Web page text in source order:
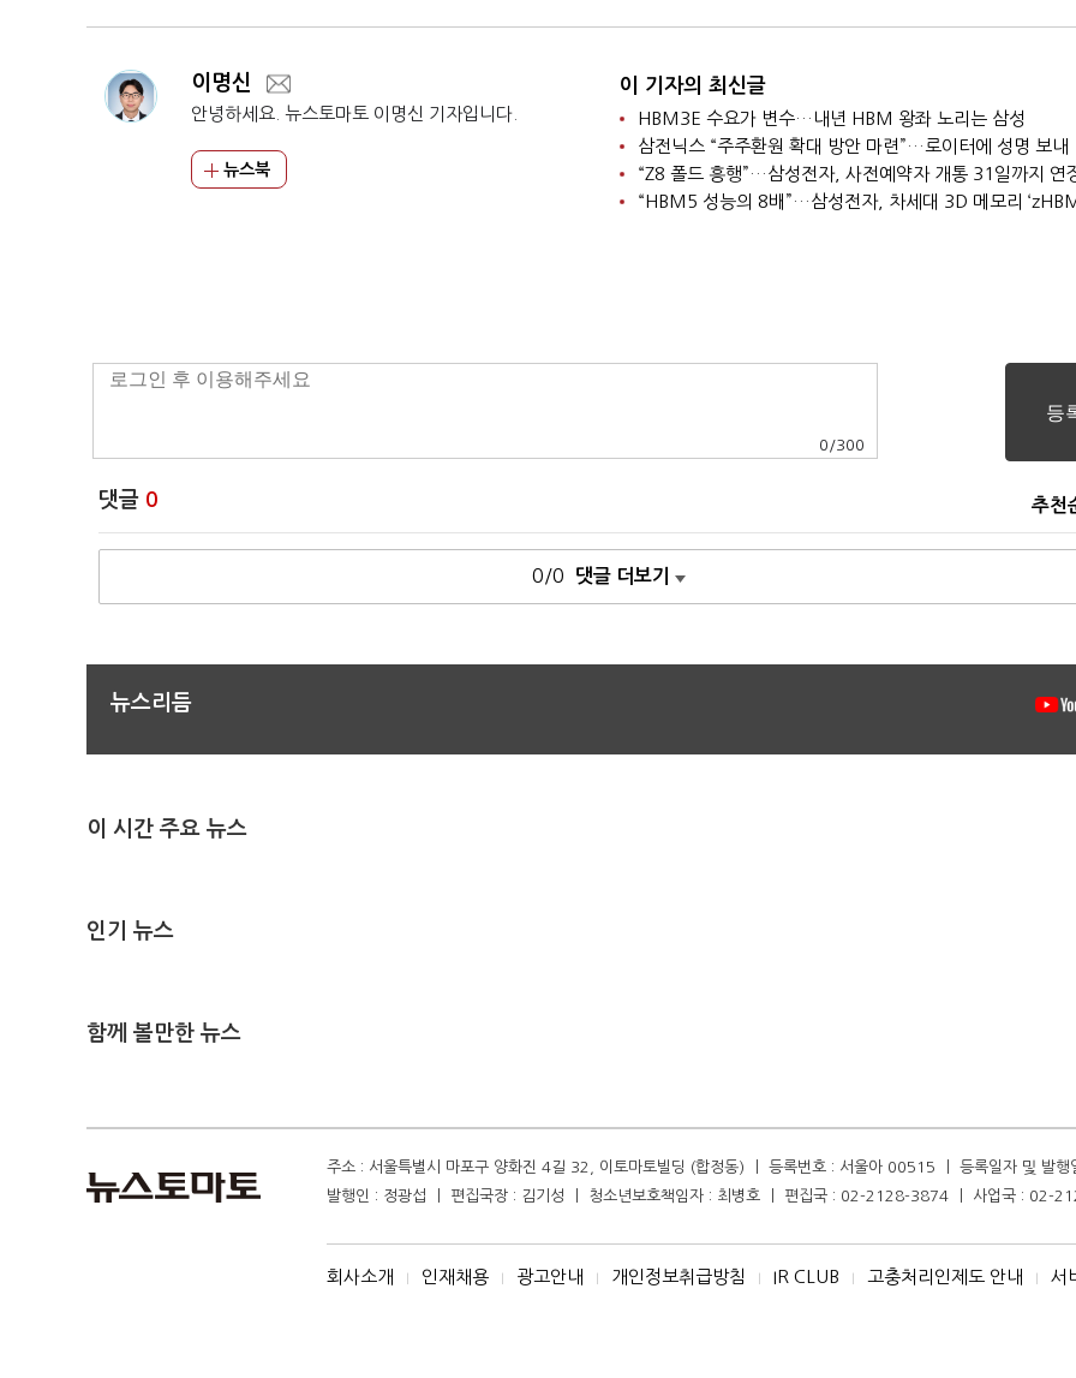
이명신
안녕하세요. 뉴스토마토 이명신 기자입니다.
뉴스북
이 기자의 최신글
HBM3E 수요가 변수…내년 HBM 왕좌 노리는 삼성
삼전닉스 “주주환원 확대 방안 마련”…로이터에 성명 보내
“Z8 폴드 흥행”…삼성전자, 사전예약자 개통 31일까지 연
“HBM5 성능의 8배”…삼성전자, 차세대 3D 메모리
0 /300
댓글 0 추천
0/0 댓글 더보기
뉴스리듬
이 시간 주요 뉴스
인기 뉴스
함께 볼만한 뉴스
주소 : 서울특별시 마포구 양화진 4길 32, 이토마토빌딩 (합정동) ㅣ 등록번호 : 서울아 00515 ㅣ 등록일자 및 발
발행인 : 정광섭 ㅣ 편집국장 : 김기성 ㅣ 청소년보호책임자 : 최병호 ㅣ 편집국 : 02-2128-3874 ㅣ 사업국 : 02-
회사소개 I 인재채용 I 광고안내 I 개인정보취급방침 I IR CLUB I 고충처리인제도 안내 I 서